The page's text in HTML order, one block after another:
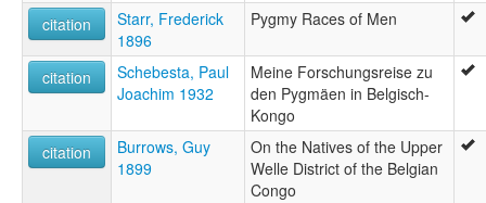
citation
Starr, Frederick
1896
Pygmy Races of Men
citation
Schebesta, Paul
Joachim 1932
Meine Forschungsreise zu
den Pygmäen in Belgisch-
Kongo
citation
Burrows, Guy
1899
On the Natives of the Upper
Welle District of the Belgian
Congo